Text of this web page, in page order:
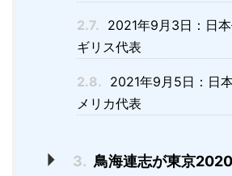
2.7. 2021年9月3日：日
ギリス代表
2.8. 2021年9月5日：日
メリカ代表
3. 鳥海連志が東京